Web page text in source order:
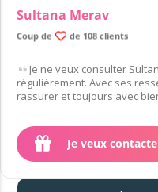
Sultana Merav
Coup de de 108 clients
Je ne veux consulter
régulièrement. Avec ses
rassurer et toujours avec
Je veux